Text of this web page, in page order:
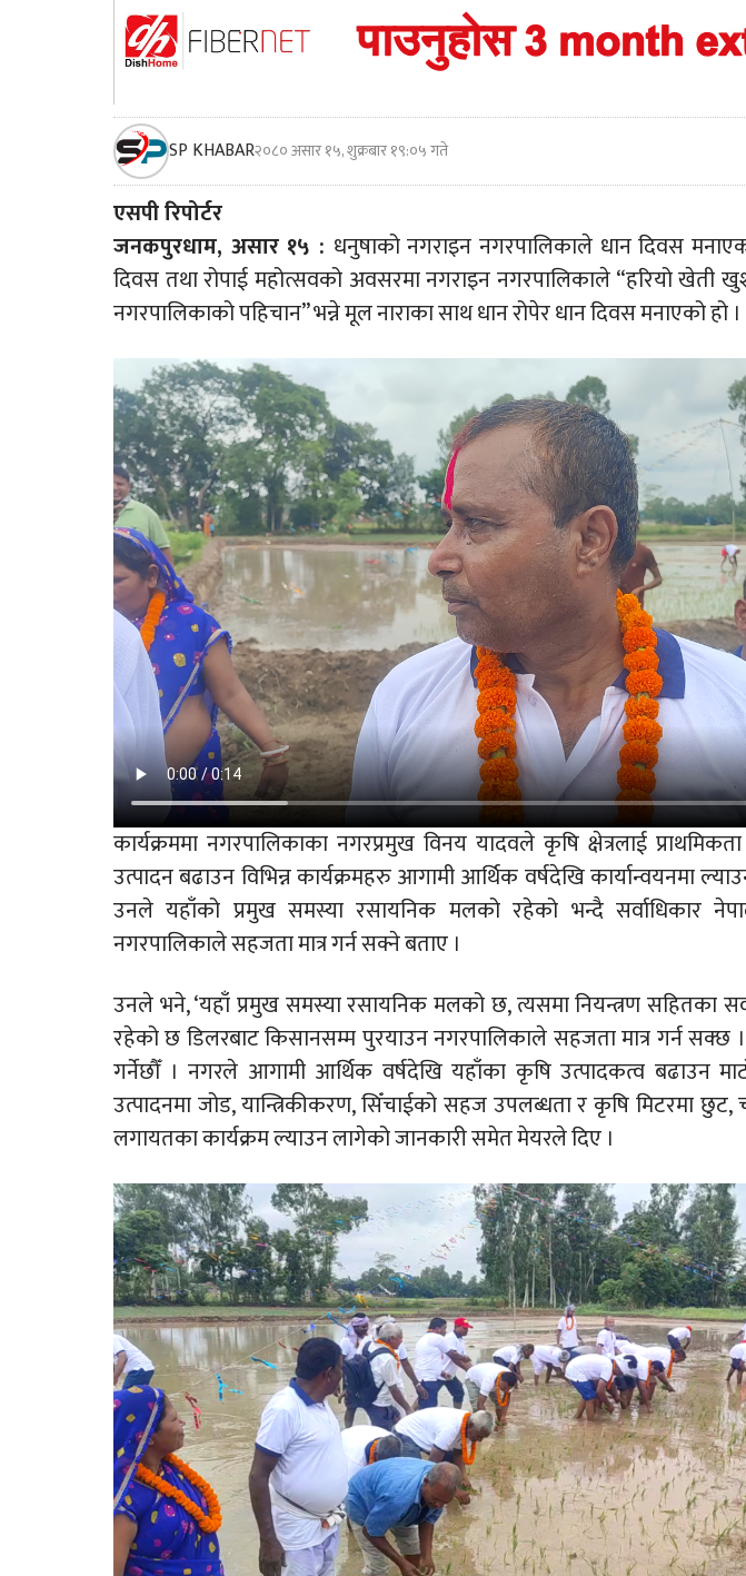
SP KHABAR२०८० असार १५, शुक्रबार १९:०५ गते
एसपी रिपोर्टर
जनकपुरधाम, असार १५ : धनुषाको नगराइन नगरपालिकाले धान दिवस
दिवस तथा रोपाई महोत्सवको अवसरमा नगराइन नगरपालिकाले “हरियो खेती
नगरपालिकाको पहिचान” भन्ने मूल नाराका साथ धान रोपेर धान दिवस मनाएको हो ।
कार्यक्रममा नगरपालिकाका नगरप्रमुख विनय यादवले कृषि क्षेत्रलाई
उत्पादन बढाउन विभिन्न कार्यक्रमहरु आगामी आर्थिक वर्षदेखि कार्यान्वयनमा
उनले यहाँको प्रमुख समस्या रसायनिक मलको रहेको भन्दै सर्वाधिकार
नगरपालिकाले सहजता मात्र गर्न सक्ने बताए ।
उनले भने, ‘यहाँ प्रमुख समस्या रसायनिक मलको छ, त्यसमा नियन्त्रण सहितका
रहेको छ डिलरबाट किसानसम्म पुरयाउन नगरपालिकाले सहजता मात्र गर्न
गर्नेछौँ । नगरले आगामी आर्थिक वर्षदेखि यहाँका कृषि उत्पादकत्व बढाउन
उत्पादनमा जोड, यान्त्रिकीकरण, सिँचाईको सहज उपलब्धता र कृषि मिटरमा छुट,
लगायतका कार्यक्रम ल्याउन लागेको जानकारी समेत मेयरले दिए ।